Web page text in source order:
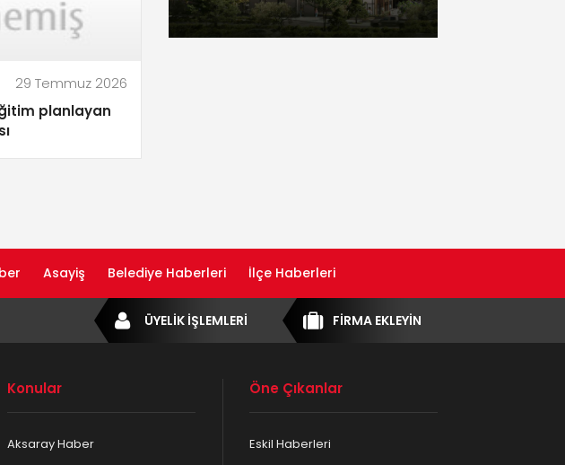
29 Temmuz 2026
planlayan
Asayiş Belediye Haberleri İlçe Haberleri
FİRMA EKLEYİN
ÜYELİK İŞLEMLERİ
Konular
Aksaray Haber
Öne Çıkanlar
Eskil Haberleri